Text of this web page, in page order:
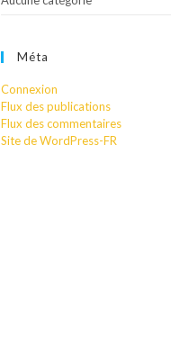
Méta
Connexion
Flux des publications
Flux des commentaires
Site de WordPress-FR